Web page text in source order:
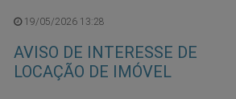
19/05/2026 13:28
AVISO DE INTERESSE DE
LOCAÇÃO DE IMÓVEL